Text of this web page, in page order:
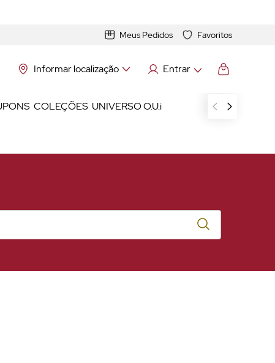
Meus Pedidos Favoritos
Informar localização Entrar
COLEÇÕES UNIVERSO O.U.i